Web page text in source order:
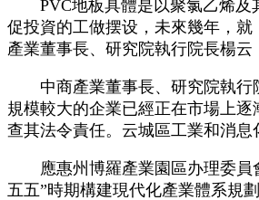
PVC地板具體是以聚氯乙烯及其
促投資的工做摆设，未來幾年，
產業董事長、研究院執行院長楊云
中商產業董事長、研究院執行院
規模較大的企業已經正在市場上
查其法令責任。云城區工業和消息
應惠州博羅產業園區办理委員會
五五”時期構建現代化產業體系規